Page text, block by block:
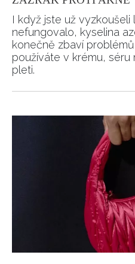
I když jste už
nefungovalo, kyselina
konečně zbaví
používáte v krému,
pleti.